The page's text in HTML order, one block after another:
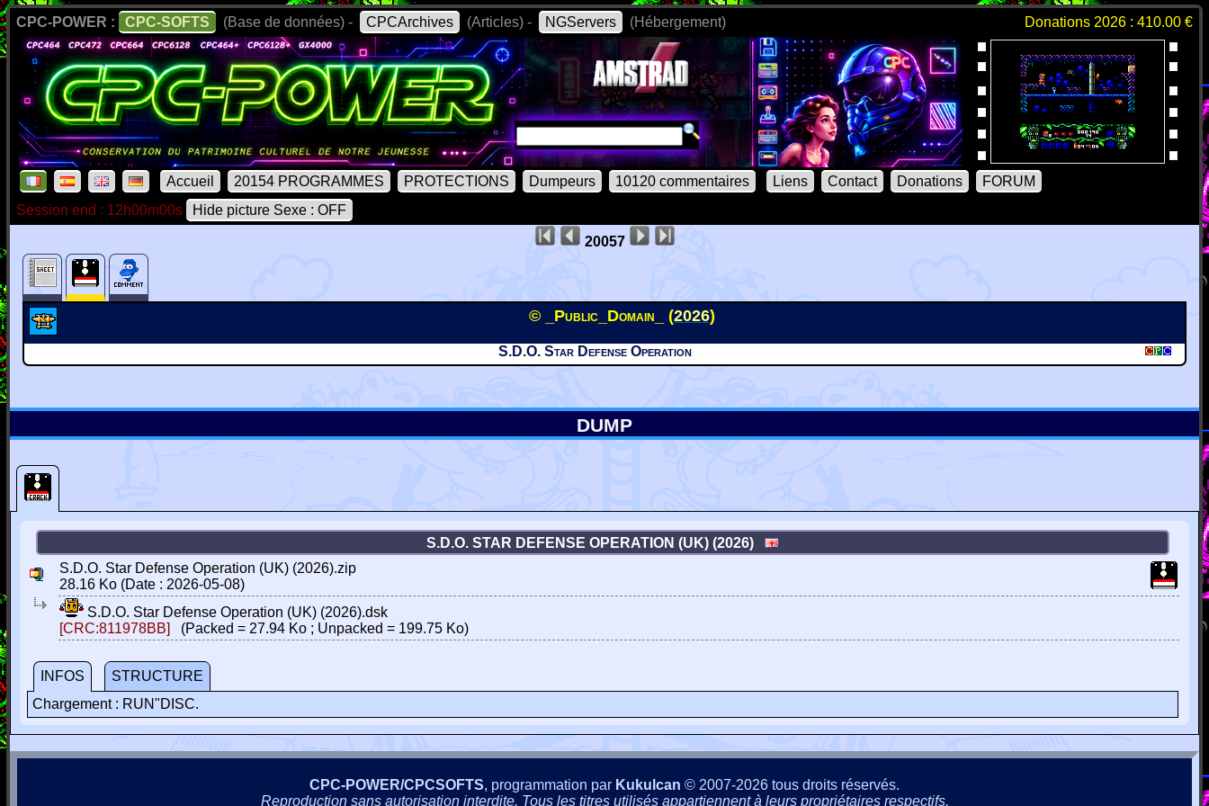
CPC-POWER : CPC-SOFTS (Base de données) - CPCArchives (Articles) - NGServers (Hébergement) Donations 2026 : 410.00 €
Accueil 20154 PROGRAMMES PROTECTIONS Dumpeurs 10120 commentaires Liens Contact Donations
FORUM
Session end : 12h00m00s
Hide picture Sexe : OFF
20057
© _Public_Domain_ (2026)
S.D.O. Star Defense Operation
DUMP
S.D.O. STAR DEFENSE OPERATION (UK) (2026)
S.D.O. Star Defense Operation (UK) (2026).zip
28.16 Ko (Date : 2026-05-08)
S.D.O. Star Defense Operation (UK) (2026).dsk
[CRC:811978BB]
(Packed = 27.94 Ko ; Unpacked = 199.75 Ko)
INFOS
STRUCTURE
Chargement : RUN"DISC.
CPC-POWER/CPCSOFTS, programmation par Kukulcan © 2007-2026 tous droits réservés.
Reproduction sans autorisation interdite. Tous les titres utilisés appartiennent à leurs propriétaires respectifs.